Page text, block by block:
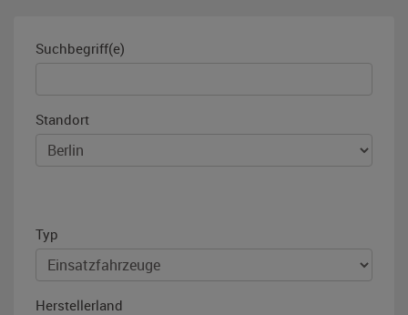
Suchbegriff(e)
Standort
Typ
Herstellerland